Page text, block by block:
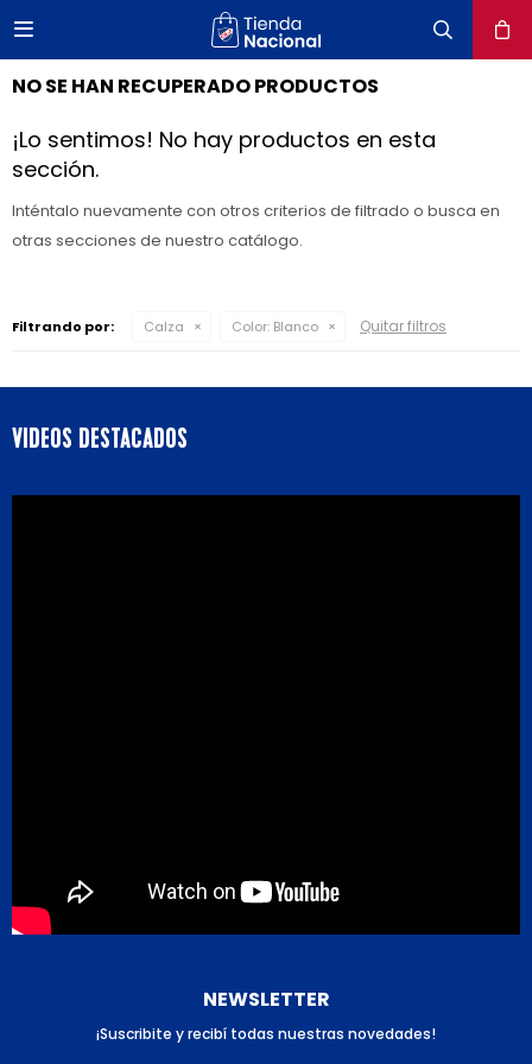

NO SE HAN RECUPERADO PRODUCTOS
¡Lo sentimos! No hay productos en esta
sección.
Inténtalo nuevamente con otros criterios de filtrado o busca en
otras secciones de nuestro catálogo.
Filtrando por: Calza Color: Blanco Quitar filtros
VIDEOS DESTACADOS
NEWSLETTER
¡Suscribite y recibí todas nuestras novedades!
close